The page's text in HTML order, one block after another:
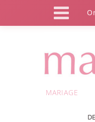
MARIAGE
Panneau de gestion des